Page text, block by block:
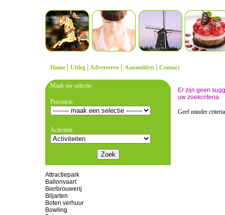
Home | Uitleg | Adverteren | Aanmelden | Contact
Maak uw selectie:
Provincie:
Activiteit:
Attractiepark
Ballonvaart
Bierbrouwerij
Biljarten
Boten verhuur
Bowling
Er zijn geen
uw zoekcriteria.
Geef minder